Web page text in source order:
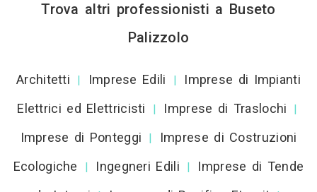
Trova altri professionisti a Buseto
Palizzolo
Architetti | Imprese Edili |
Imprese di Impianti
Elettrici ed Elettricisti
| Imprese di Traslochi |
Imprese di Ponteggi |
Imprese di Costruzioni
Ecologiche
| Ingegneri Edili |
Imprese di Tende